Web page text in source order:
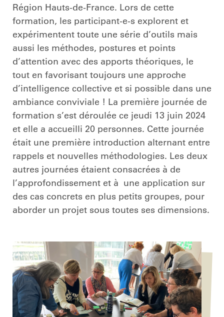
Région Hauts-de-France. Lors de cette
formation, les participant-e-s explorent et
expérimentent toute une série d’outils mais
aussi les méthodes, postures et points
d’attention avec des apports théoriques, le
tout en favorisant toujours une approche
d’intelligence collective et si possible dans une
ambiance conviviale ! La première journée de
formation s’est déroulée ce jeudi 13 juin 2024
et elle a accueilli 20 personnes. Cette journée
était une première introduction alternant entre
rappels et nouvelles méthodologies. Les deux
autres journées étaient consacrées à de
l’approfondissement et à une application sur
des cas concrets en plus petits groupes, pour
aborder un projet sous toutes ses dimensions.